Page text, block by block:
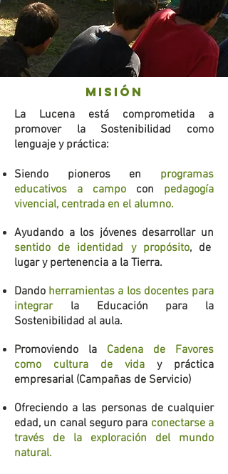
misión
La Lucena está comprometida a
promover la Sostenibilidad como
lenguaje y práctica:
Siendo pioneros en programas
educativos a campo con pedagogía
vivencial, centrada en el alumno.
Ayudando a los jóvenes desarrollar un
sentido de identidad y propósito, de
lugar y pertenencia a la Tierra.
Dando herramientas a los docentes para
integrar la Educación para la
Sostenibilidad al aula.
Promoviendo la Cadena de Favores
como cultura de vida y práctica
empresarial (Campañas de Servicio)
Ofreciendo a las personas de cualquier
edad, un canal seguro para conectarse a
través de la exploración del mundo
natural.